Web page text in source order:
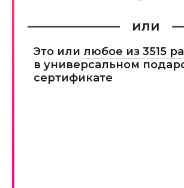
или
Это или любое из 3515
в универсальном
сертификате